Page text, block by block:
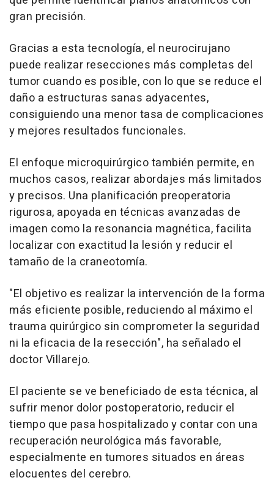
gran precisión.
Gracias a esta tecnología, el neurocirujano
puede realizar resecciones más completas del
tumor cuando es posible, con lo que se reduce el
daño a estructuras sanas adyacentes,
consiguiendo una menor tasa de complicaciones
y mejores resultados funcionales.
El enfoque microquirúrgico también permite, en
muchos casos, realizar abordajes más limitados
y precisos. Una planificación preoperatoria
rigurosa, apoyada en técnicas avanzadas de
imagen como la resonancia magnética, facilita
localizar con exactitud la lesión y reducir el
tamaño de la craneotomía.
"El objetivo es realizar la intervención de la forma
más eficiente posible, reduciendo al máximo el
trauma quirúrgico sin comprometer la seguridad
ni la eficacia de la resección", ha señalado el
doctor Villarejo.
El paciente se ve beneficiado de esta técnica, al
sufrir menor dolor postoperatorio, reducir el
tiempo que pasa hospitalizado y contar con una
recuperación neurológica más favorable,
especialmente en tumores situados en áreas
elocuentes del cerebro.